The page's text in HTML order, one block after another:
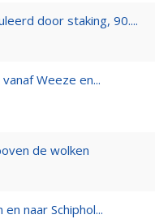
door staking, 90....
Weeze en...
de wolken
naar Schiphol...